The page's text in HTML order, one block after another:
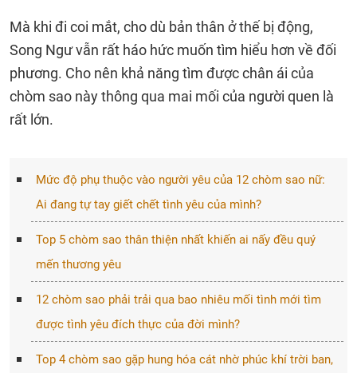
Mà khi đi coi mắt, cho dù bản thân ở thế bị động,
Song Ngư vẫn rất háo hức muốn tìm hiểu hơn về đối
phương. Cho nên khả năng tìm được chân ái của
chòm sao này thông qua mai mối của người quen là
rất lớn.
Mức độ phụ thuộc vào người yêu của 12 chòm sao nữ:
Ai đang tự tay giết chết tình yêu của mình?
Top 5 chòm sao thân thiện nhất khiến ai nấy đều quý
mến thương yêu
12 chòm sao phải trải qua bao nhiêu mối tình mới tìm
được tình yêu đích thực của đời mình?
Top 4 chòm sao gặp hung hóa cát nhờ phúc khí trời ban,